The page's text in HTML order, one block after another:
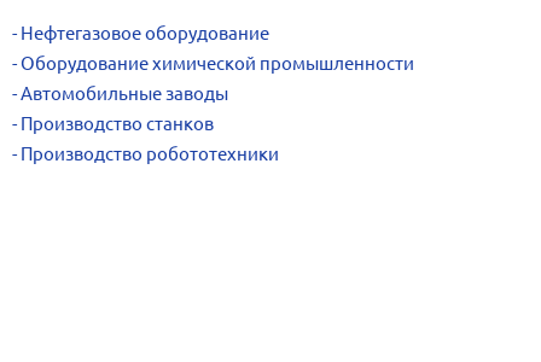
Нефтегазовое оборудование
Оборудование химической промышленности
Автомобильные заводы
Производство станков
Производство робототехники